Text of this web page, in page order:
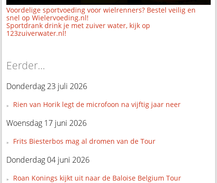
Voordelige sportvoeding voor wielrenners? Bestel veilig en
snel op Wielervoeding.nl!
Sportdrank drink je met zuiver water, kijk op
123zuiverwater.nl!
Eerder...
Donderdag 23 juli 2026
Rien van Horik legt de microfoon na vijftig jaar neer
Woensdag 17 juni 2026
Frits Biesterbos mag al dromen van de Tour
Donderdag 04 juni 2026
Roan Konings kijkt uit naar de Baloise Belgium Tour